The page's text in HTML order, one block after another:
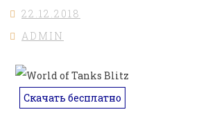
22.12.2018
ADMIN
Скачать бесплатно